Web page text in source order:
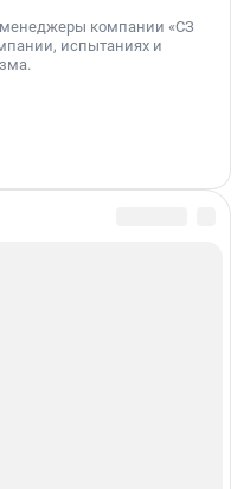
менеджеры компании «СЗ
испытаниях и